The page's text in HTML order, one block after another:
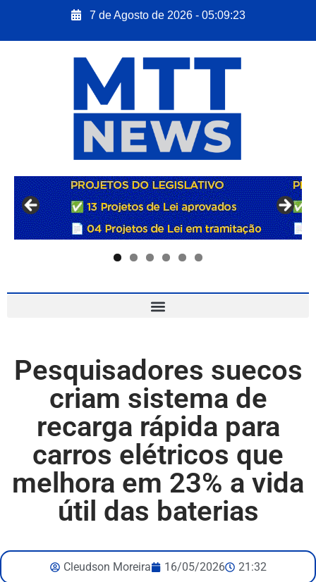
7 de Agosto de 2026 - 05:09:25
Pesquisadores suecos
criam sistema de
recarga rápida para
carros elétricos que
melhora em 23% a vida
útil das baterias
Cleudson Moreira 16/05/2026 21:32